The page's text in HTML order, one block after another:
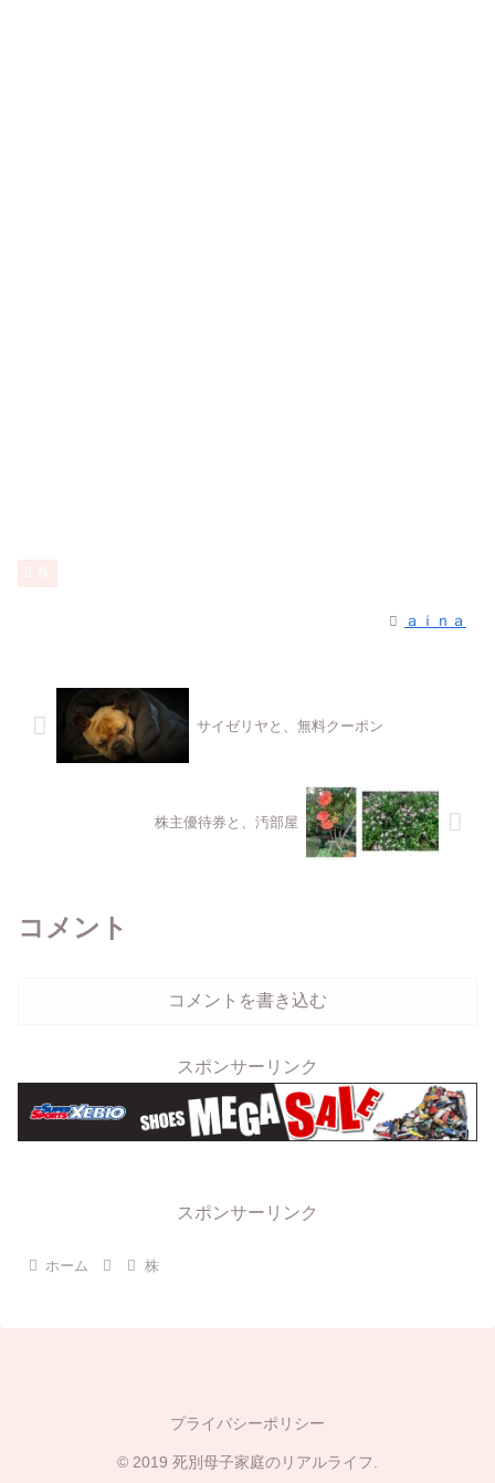
ａｉｎａ
サイゼリヤと、無料クーポン
株主優待券と、汚部屋
コメント
コメントを書き込む
スポンサーリンク
スポンサーリンク
ホーム 株
プライバシーポリシー
© 2019 死別母子家庭のリアルライフ.